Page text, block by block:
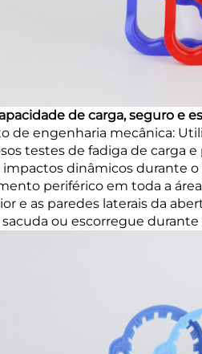
de carga, seguro e
de engenharia mecânica:
testes de fadiga de carga
dinâmicos durante o
periférico em toda a
e as paredes laterais da
ou escorregue